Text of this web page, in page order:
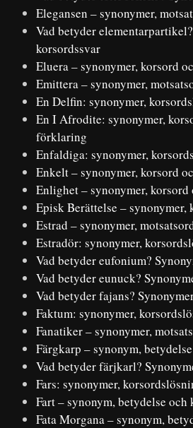
Elegansen – synonymer,
Vad betyder
korsordssvar
Eluera – synonymer, korsord
Emittera – synonymer,
En Delfin: synonymer,
En I Afrodite: synonymer,
förklaring
Enfaldiga: synonymer,
Enkelt – synonymer, korsord
Enlighet – synonymer, korsord
Episk Berättelse – synonymer,
Estrad – synonymer,
Estradör: synonymer,
Vad betyder eufonium?
Vad betyder eunuck?
Vad betyder fajans?
Faktum: synonymer,
Fanatiker – synonymer,
Färgkarp – synonym,
Vad betyder färjkarl?
Fars: synonymer,
Fart – synonym, betydelse och
Fata Morgana – synonym,